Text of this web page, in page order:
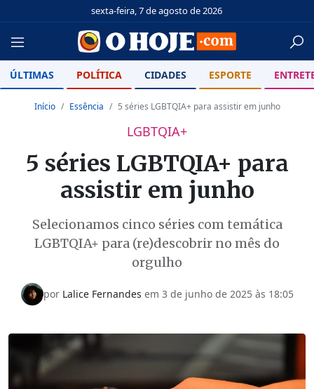
sexta-feira, 7 de agosto de 2026
ÚLTIMAS POLÍTICA CIDADES ESPORTE
Início Essência 5 séries LGBTQIA+ para assistir em junho
LGBTQIA+
5 séries LGBTQIA+ para
assistir em junho
Selecionamos cinco séries com temática
LGBTQIA+ para (re)descobrir no mês do
orgulho
por Lalice Fernandes em 3 de junho de 2025 às 18:05